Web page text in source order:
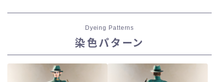
Dyeing Patterns
染色パターン